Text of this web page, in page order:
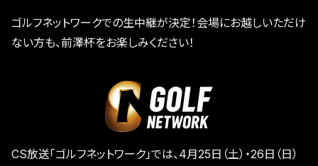
ゴルフネットワークでの生中継が決定！会場にお越しいただけ
ない方も、前澤杯をお楽しみください！
CS放送「ゴルフネットワーク」では、4月25日（土）・26日（日）